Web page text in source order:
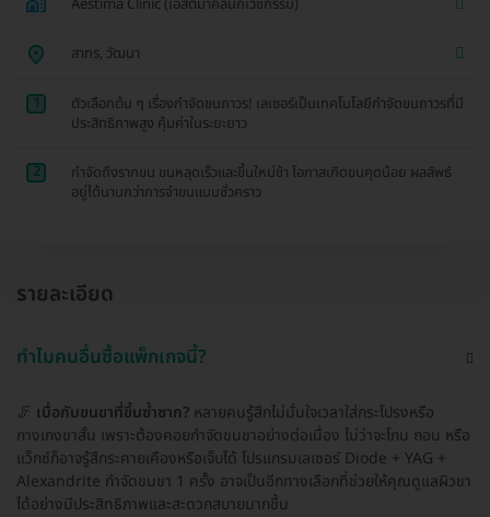
Aestima Clinic (เอสติมาคลินิกเวชกรรม)
สาทร, วัฒนา
1
ตัวเลือกต้น ๆ เรื่องกำจัดขนถาวร! เลเซอร์เป็นเทคโนโลยีกำจัดขนถาวรที่มี
ประสิทธิภาพสูง คุ้มค่าในระยะยาว
2
กำจัดถึงรากขน ขนหลุดเร็วและขึ้นใหม่ช้า โอกาสเกิดขนคุดน้อย ผลลัพธ์
อยู่ได้นานกว่าการจำขนแบบชั่วคราว
รายละเอียด
ทำไมคนอื่นซื้อแพ็กเกจนี้?
🦵 เบื่อกับขนขาที่ขึ้นซ้ำซาก? หลายคนรู้สึกไม่มั่นใจเวลาใส่กระโปรงหรือ
กางเกงขาสั้น เพราะต้องคอยกำจัดขนขาอย่างต่อเนื่อง ไม่ว่าจะโกน ถอน หรือ
แว็กซ์ก็อาจรู้สึกระคายเคืองหรือเจ็บได้ โปรแกรมเลเซอร์ Diode + YAG +
Alexandrite กำจัดขนขา 1 ครั้ง อาจเป็นอีกทางเลือกที่ช่วยให้คุณดูแลผิวขา
ได้อย่างมีประสิทธิภาพและสะดวกสบายมากขึ้น